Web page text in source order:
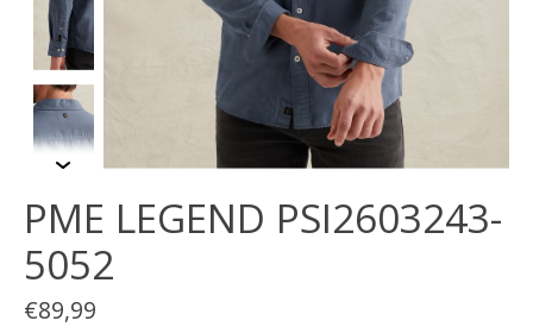
PME LEGEND PSI2603243-
5052
€89,99